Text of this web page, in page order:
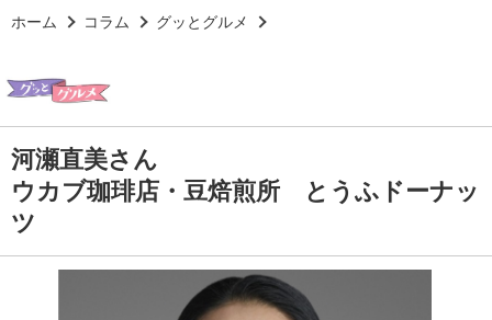
ホーム コラム グッとグルメ
河瀬直美さん
ウカブ珈琲店・豆焙煎所 とうふドーナッ
ツ